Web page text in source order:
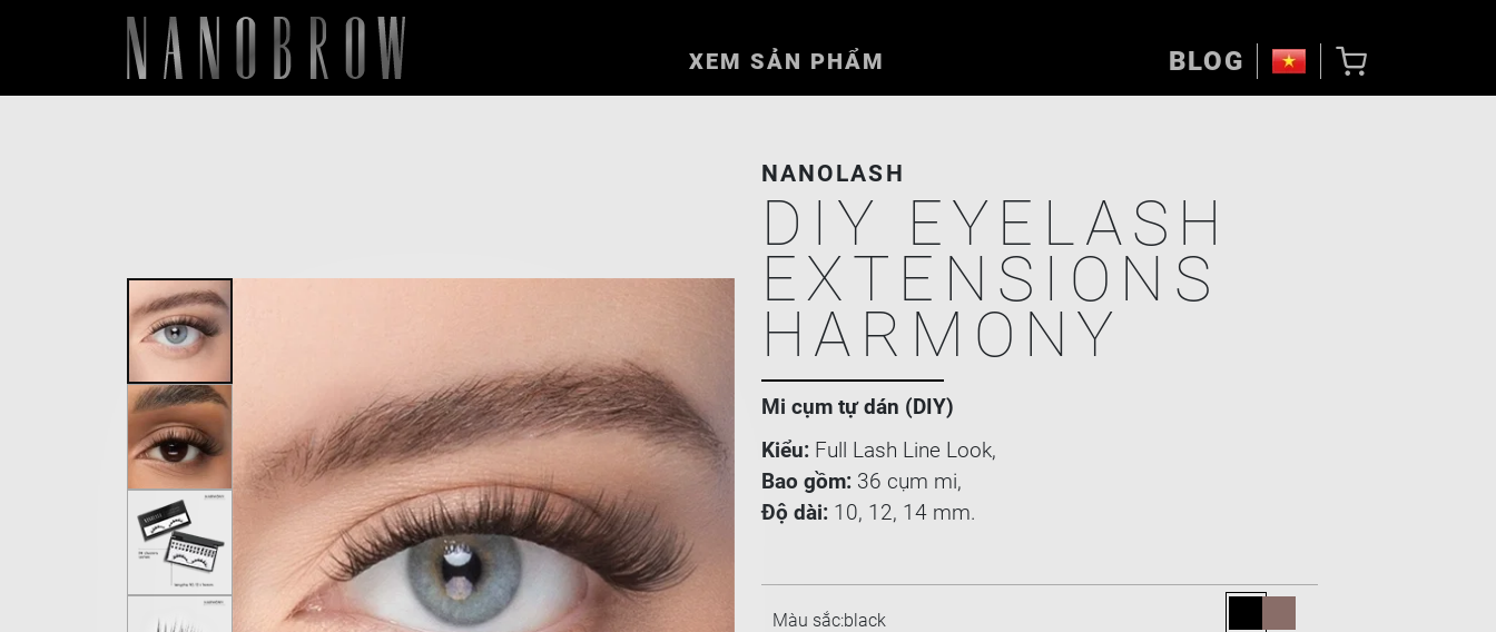
XEM SẢN PHẨM BLOG
NANOLASH
DIY EYELASH
EXTENSIONS
HARMONY
Mi cụm tự dán (DIY)
Kiểu: Full Lash Line Look,
Bao gồm: 36 cụm mi,
Độ dài: 10, 12, 14 mm.
Màu sắc:black